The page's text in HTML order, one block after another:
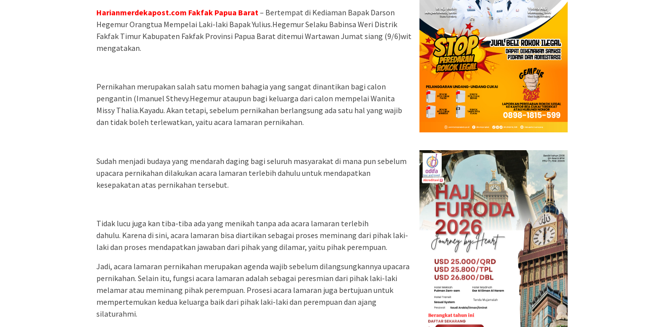
Harianmerdekapost.com Fakfak Papua Barat– Bertempat di Kediaman Bapak Darson
Hegemur Orangtua Mempelai Laki-laki Bapak Yulius.Hegemur Selaku Babinsa Weri Distrik
Fakfak Timur Kabupaten Fakfak Provinsi Papua Barat ditemui Wartawan Jumat siang (9/6)wit
mengatakan.
Pernikahan merupakan salah satu momen bahagia yang sangat dinantikan bagi calon
pengantin (Imanuel Sthevy.Hegemur ataupun bagi keluarga dari calon mempelai Wanita
Missy Thalia.Kayadu. Akan tetapi, sebelum pernikahan berlangsung ada satu hal yang wajib
dan tidak boleh terlewatkan, yaitu acara lamaran pernikahan.
Sudah menjadi budaya yang mendarah daging bagi seluruh masyarakat di mana pun sebelum
upacara pernikahan dilakukan acara lamaran terlebih dahulu untuk mendapatkan
kesepakatan atas pernikahan tersebut.
Tidak lucu juga kan tiba-tiba ada yang menikah tanpa ada acara lamaran terlebih
dahulu. Karena di sini, acara lamaran bisa diartikan sebagai proses meminang dari pihak laki-
laki dan proses mendapatkan jawaban dari pihak yang dilamar, yaitu pihak perempuan.
Jadi, acara lamaran pernikahan merupakan agenda wajib sebelum dilangsungkannya upacara
pernikahan. Selain itu, fungsi acara lamaran adalah sebagai peresmian dari pihak laki-laki
melamar atau meminang pihak perempuan. Prosesi acara lamaran juga bertujuan untuk
mempertemukan kedua keluarga baik dari pihak laki-laki dan perempuan dan ajang
silaturahmi.